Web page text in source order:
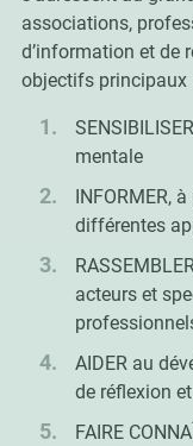
associations,
d’information et de
objectifs principaux
mentale
INFORMER,
différentes
acteurs et
AIDER au
de réflexion
FAIRE